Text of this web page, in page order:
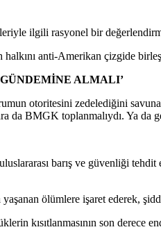
ilgili rasyonel bir
anti-Amerikan çizgide
ALMALI’
otoritesini zedelediğini
da BMGK toplanmalıydı. Ya da
barış ve güvenliği
ölümlere işaret ederek,
kısıtlanmasının son